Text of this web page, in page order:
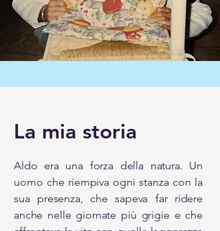
La mia storia
Aldo era una forza della natura. Un
uomo che riempiva ogni stanza con la
sua presenza, che sapeva far ridere
anche nelle giornate più grigie e che